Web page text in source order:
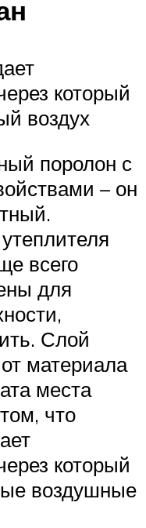
который
воздух
поролон с
– он
всего
для
Слой
материала
места
что
который
воздушные